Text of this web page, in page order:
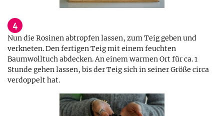
4
Nun die Rosinen abtropfen lassen, zum Teig geben und
verkneten. Den fertigen Teig mit einem feuchten
Baumwolltuch abdecken. An einem warmen Ort für ca. 1
Stunde gehen lassen, bis der Teig sich in seiner Größe circa
verdoppelt hat.